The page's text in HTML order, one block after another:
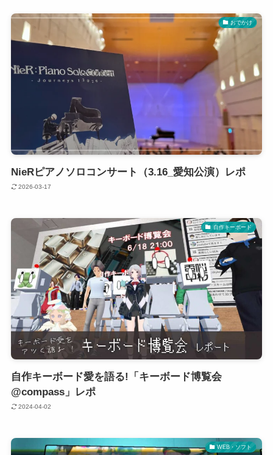
おでかけ
NieRピアノソロコンサート（3.16_愛知公演）レポ
2026-03-17
自作キーボード
自作キーボード愛を語る!「キーボード博覧会
@compass」レポ
2024-04-02
WEB・ソフト